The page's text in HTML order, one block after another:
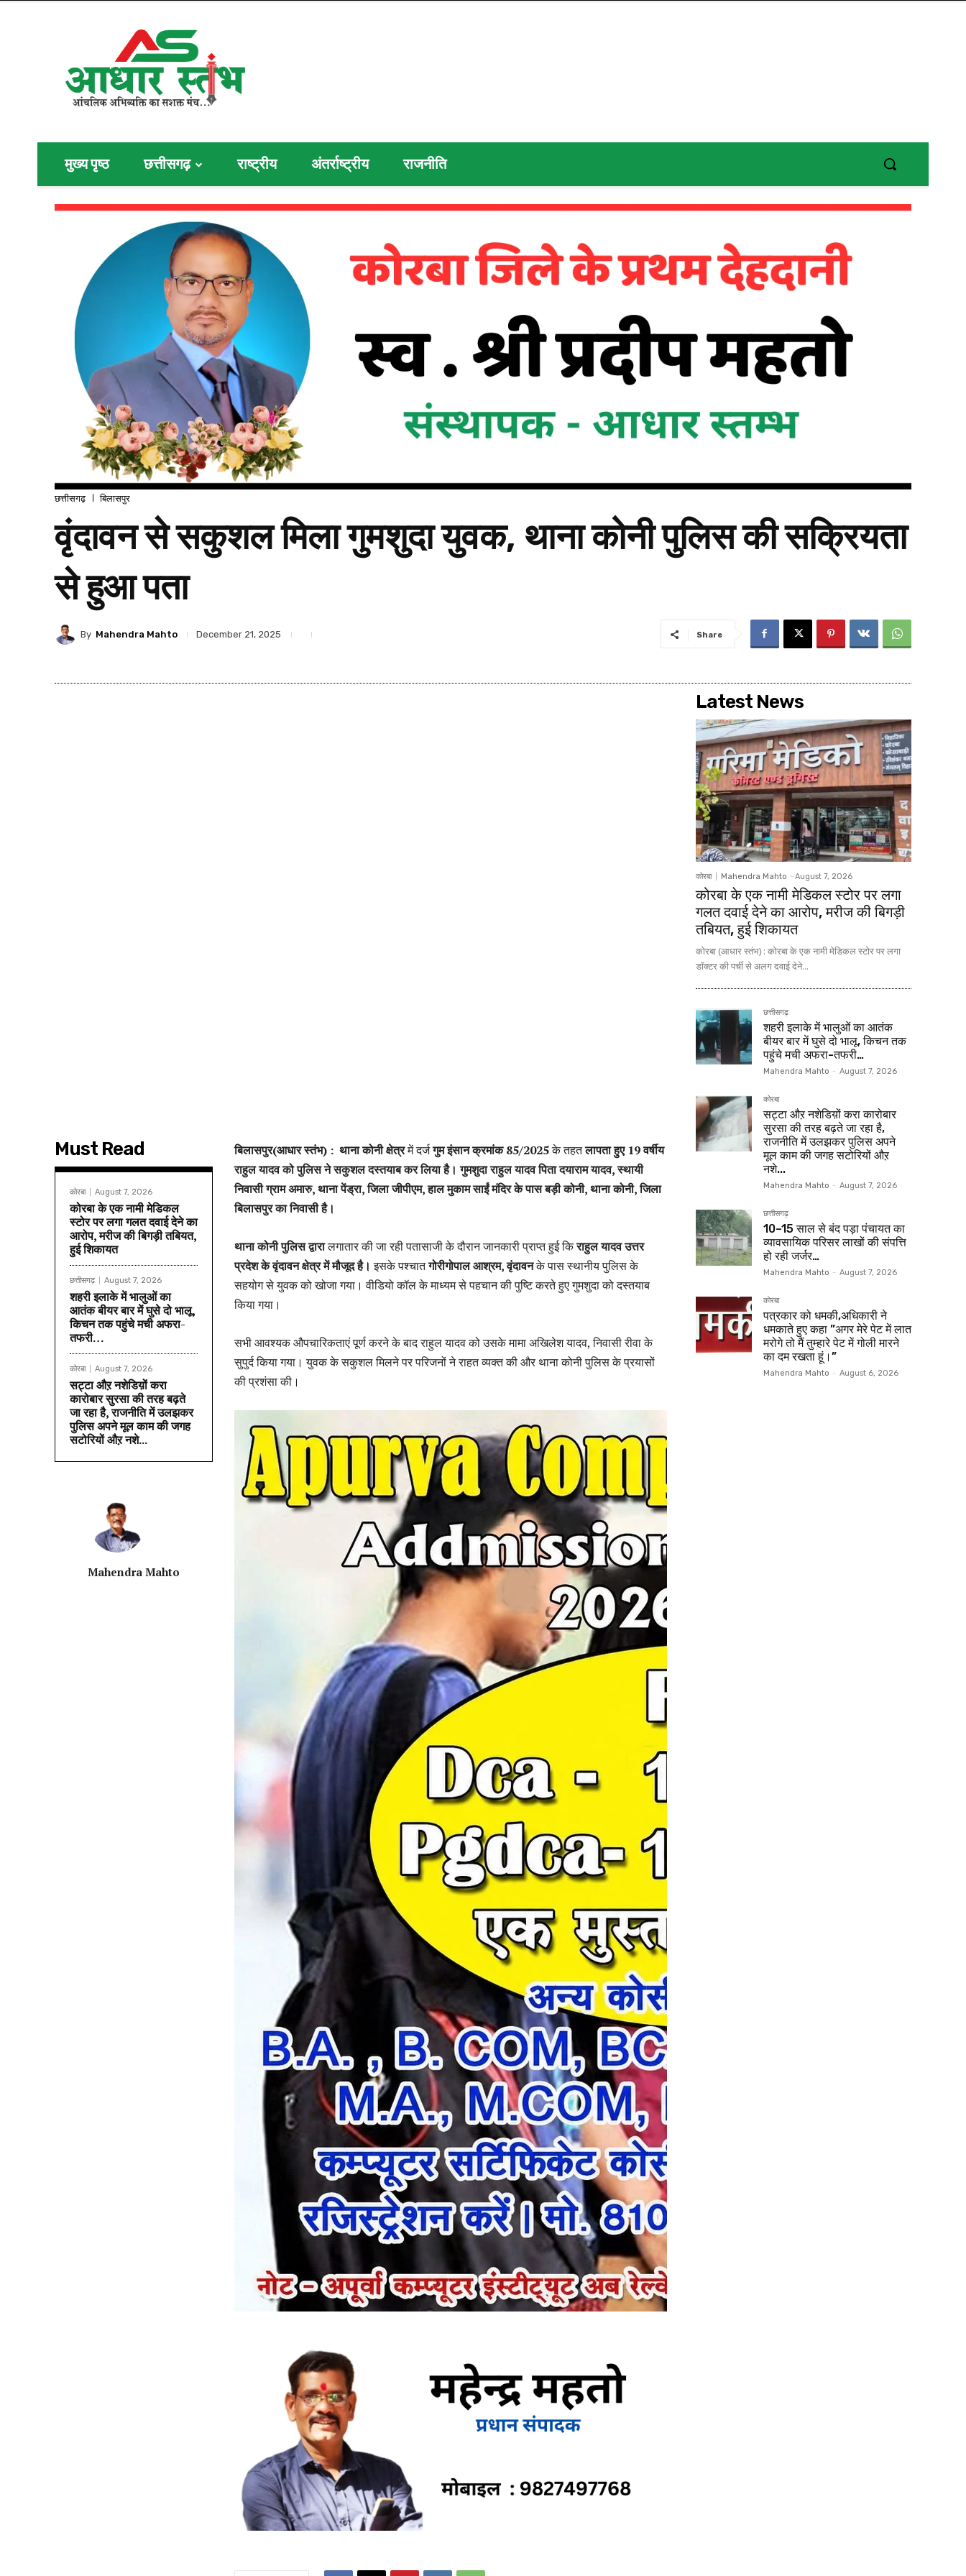
मुख्य पृष्ठ छत्तीसगढ़ राष्ट्रीय अंतर्राष्ट्रीय राजनीति
छत्तीसगढ़ बिलासपुर
वृंदावन से सकुशल मिला गुमशुदा युवक, थाना कोनी पुलिस की सक्रियता
से हुआ पता
By Mahendra Mahto December 21, 2025 Share
Must Read
कोरबा August 7, 2026
कोरबा के एक नामी मेडिकल
स्टोर पर लगा गलत दवाई देने का
आरोप, मरीज की बिगड़ी तबियत,
हुई शिकायत
छत्तीसगढ़ August 7, 2026
शहरी इलाके में भालुओं का
आतंक बीयर बार में घुसे दो भालू,
किचन तक पहुंचे मची अफरा-
तफरी…
कोरबा August 7, 2026
सट्टा औऱ नशेडिय़ों करा
कारोबार सुरसा की तरह बढ़ते
जा रहा है, राजनीति में उलझकर
पुलिस अपने मूल काम की जगह
सटोरियों औऱ नशे...
Mahendra Mahto
बिलासपुर(आधार स्तंभ) : थाना कोनी क्षेत्रमें दर्जगुम इंसान क्रमांक 85/2025के तहतलापता हुए 19 वर्षीय
राहुल यादव को पुलिस ने सकुशल दस्तयाब कर लिया है। गुमशुदा राहुल यादव पिता दयाराम यादव, स्थायी
निवासी ग्राम अमारु, थाना पेंड्रा, जिला जीपीएम, हाल मुकाम साईं मंदिर के पास बड़ी कोनी, थाना कोनी, जिला
बिलासपुर का निवासी है।
थाना कोनी पुलिस द्वारालगातार की जा रही पतासाजी के दौरान जानकारी प्राप्त हुई किराहुल यादव उत्तर
प्रदेश के वृंदावन क्षेत्र में मौजूद है। इसके पश्चातगोरीगोपाल आश्रम, वृंदावनके पास स्थानीय पुलिस के
सहयोग से युवक को खोजा गया। वीडियो कॉल के माध्यम से पहचान की पुष्टि करते हुए गुमशुदा को दस्तयाब
किया गया।
सभी आवश्यक औपचारिकताएं पूर्ण करने के बाद राहुल यादव को उसके मामा अखिलेश यादव, निवासी रीवा के
सुपुर्द किया गया। युवक के सकुशल मिलने पर परिजनों ने राहत व्यक्त की और थाना कोनी पुलिस के प्रयासों
की प्रशंसा की।
Latest News
कोरबा Mahendra Mahto - August 7, 2026
कोरबा के एक नामी मेडिकल स्टोर पर लगा
गलत दवाई देने का आरोप, मरीज की बिगड़ी
तबियत, हुई शिकायत
कोरबा (आधार स्तंभ) : कोरबा के एक नामी मेडिकल स्टोर पर लगा
डॉक्टर की पर्ची से अलग दवाई देने...
छत्तीसगढ़
शहरी इलाके में भालुओं का आतंक
बीयर बार में घुसे दो भालू, किचन तक
पहुंचे मची अफरा-तफरी…
Mahendra Mahto - August 7, 2026
कोरबा
सट्टा औऱ नशेडिय़ों करा कारोबार
सुरसा की तरह बढ़ते जा रहा है,
राजनीति में उलझकर पुलिस अपने
मूल काम की जगह सटोरियों औऱ
नशे...
Mahendra Mahto - August 7, 2026
छत्तीसगढ़
10–15 साल से बंद पड़ा पंचायत का
व्यावसायिक परिसर लाखों की संपत्ति
हो रही जर्जर…
Mahendra Mahto - August 7, 2026
कोरबा
पत्रकार को धमकी,अधिकारी ने
धमकाते हुए कहा ”अगर मेरे पेट में लात
मरोगे तो मैं तुम्हारे पेट में गोली मारने
का दम रखता हूं।”
Mahendra Mahto - August 6, 2026